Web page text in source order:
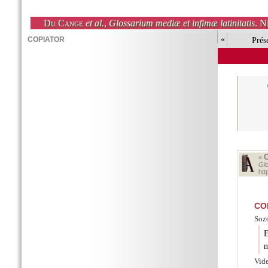
Du Cange et al., Glossarium mediæ et infimæ latinitatis.
«
«